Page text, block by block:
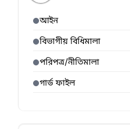
আইন
বিভাগীয় বিধিমালা
পরিপত্র/নীতিমালা
গার্ড ফাইল